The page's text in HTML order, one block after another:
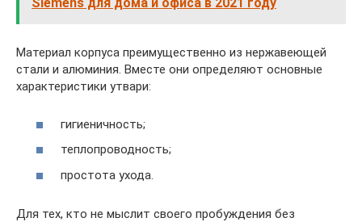
Материал корпуса преимущественно из нержавеющей
стали и алюминия. Вместе они определяют основные
характеристики утвари:
гигиеничность;
теплопроводность;
простота ухода.
Для тех, кто не мыслит своего пробуждения без